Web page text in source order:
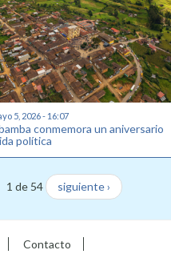
5, 2026 - 16:07
conmemora un aniversario
política
1 de 54 siguiente ›
Contacto